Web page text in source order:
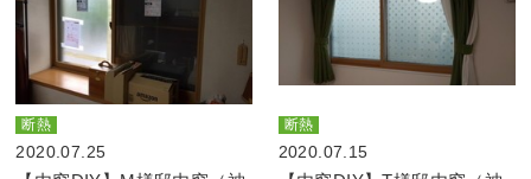
断熱
2020.07.25
断熱
2020.07.15